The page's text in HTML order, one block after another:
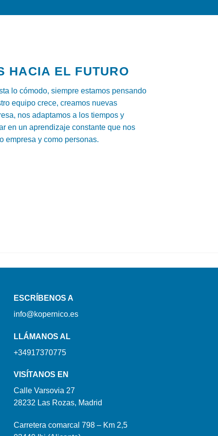
HACIA EL FUTURO
lo cómodo, siempre estamos pensando
equipo crece, creamos nuevas
nos adaptamos a los tiempos y
en un aprendizaje constante que nos
empresa y como personas.
ESCRÍBENOS A
info@kopernico.es
LLÁMANOS AL
+34917370775
VISÍTANOS EN
Calle Varsovia 27
28232 Las Rozas, Madrid
Carretera comarcal 798 – Km 2,5